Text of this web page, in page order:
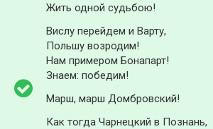
Жить одной судьбою!
Вислу перейдем и Варту,
Польшу возродим!
Нам примером Бонапарт!
Знаем: победим!
Марш, марш Домбровский!
Как тогда Чарнецкий в Познань,